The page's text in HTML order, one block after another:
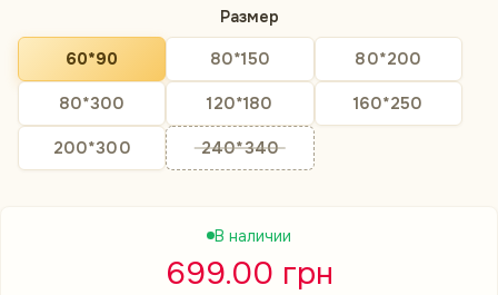
Размер
60*90 80*150
80*200
80*300
120*180
160*250
200*300
240*340
В наличии
699.00 грн